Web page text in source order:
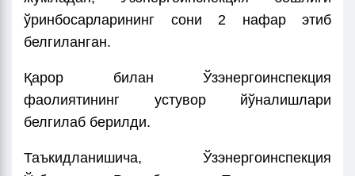
ўринбосарларининг сони 2 нафар этиб
белгиланган.
Қарор билан Ўзэнергоинспекция
фаолиятининг устувор йўналишлари
белгилаб берилди.
Таъкидланишича, Ўзэнергоинспекция